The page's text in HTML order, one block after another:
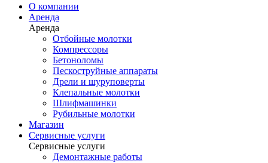
О компании
Аренда
Аренда
Отбойные молотки
Компрессоры
Бетоноломы
Пескоструйные аппараты
Дрели и шуруповерты
Клепальные молотки
Шлифмашинки
Рубильные молотки
Магазин
Сервисные услуги
Сервисные услуги
Демонтажные работы